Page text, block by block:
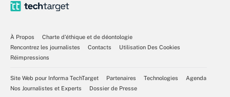
À Propos
Charte d’éthique et de déontologie
Rencontrez les journalistes
Contacts
Utilisation Des Cookies
Réimpressions
Site Web pour Informa TechTarget Partenaires Technologies
Agenda
Nos Journalistes et Experts
Dossier de Presse